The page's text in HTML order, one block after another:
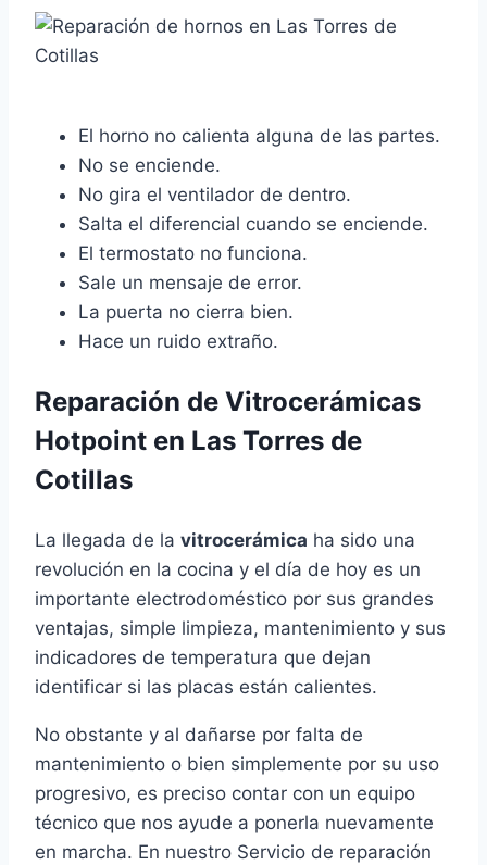
El horno no calienta alguna de las partes.
No se enciende.
No gira el ventilador de dentro.
Salta el diferencial cuando se enciende.
El termostato no funciona.
Sale un mensaje de error.
La puerta no cierra bien.
Hace un ruido extraño.
Reparación de Vitrocerámicas
Hotpoint en Las Torres de
Cotillas
La llegada de la vitrocerámica ha sido una
revolución en la cocina y el día de hoy es un
importante electrodoméstico por sus grandes
ventajas, simple limpieza, mantenimiento y sus
indicadores de temperatura que dejan
identificar si las placas están calientes.
No obstante y al dañarse por falta de
mantenimiento o bien simplemente por su uso
progresivo, es preciso contar con un equipo
técnico que nos ayude a ponerla nuevamente
en marcha. En nuestro Servicio de reparación